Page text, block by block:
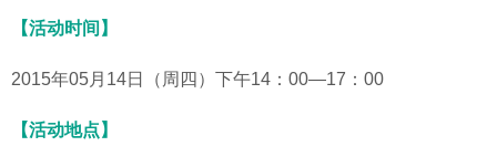
【活动时间】
2015年05月14日（周四）下午14：00—17：00
【活动地点】